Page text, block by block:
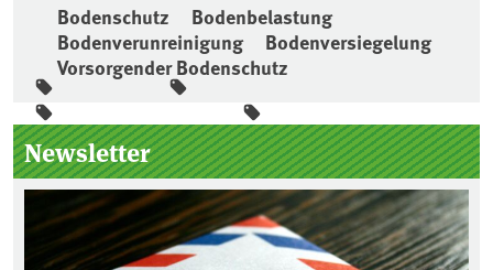
Bodenschutz
Bodenbelastung
Bodenverunreinigung
Bodenversiegelung
Vorsorgender Bodenschutz
Seitenleiste
Newsletter